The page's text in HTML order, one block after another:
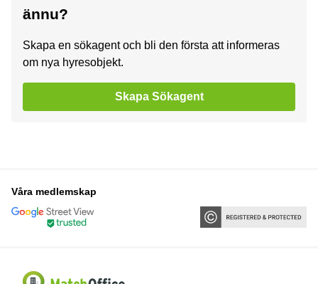
ännu?
Skapa en sökagent och bli den första att informeras
om nya hyresobjekt.
Skapa Sökagent
Våra medlemskap